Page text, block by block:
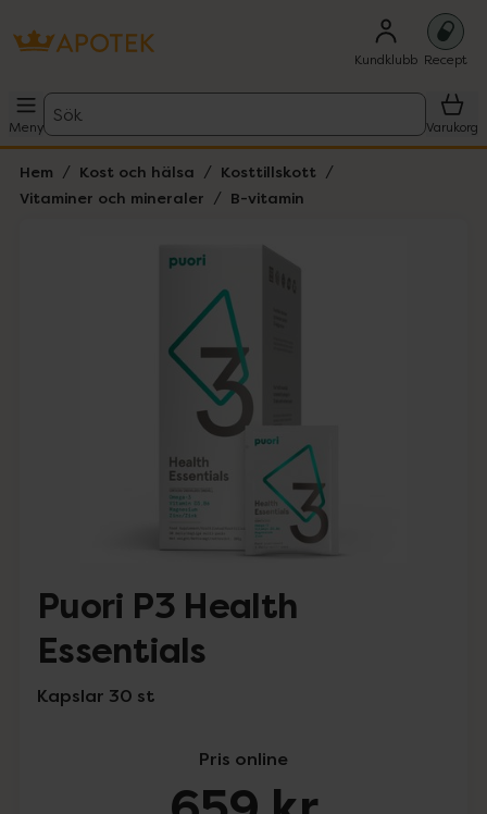
Kundklubb Recept
Meny
Sök
Varukorg
Hem Kost och hälsa
Kosttillskott
Vitaminer och mineraler
B-vitamin
Lista: . Innehåller 1 objekt.
Puori P3 Health
Essentials
Kapslar 30 st
Pris online